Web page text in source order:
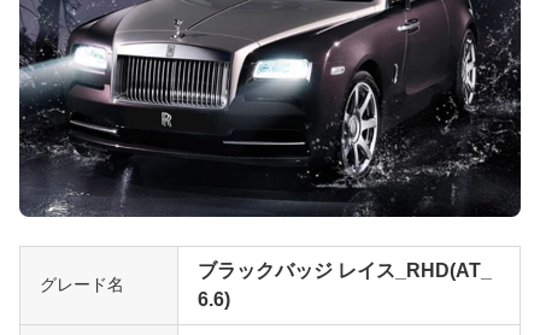
グレード名
ブラックバッジ レイス_RHD(AT_
6.6)